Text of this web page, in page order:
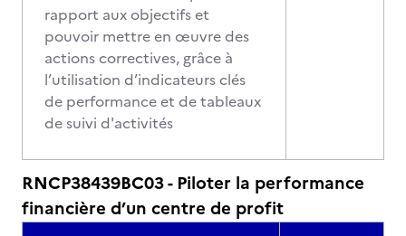
rapport aux objectifs et
pouvoir mettre en œuvre des
actions correctives, grâce à
l’utilisation d’indicateurs clés
de performance et de tableaux
de suivi d'activités
RNCP38439BC03 - Piloter la performance
financière d’un centre de profit